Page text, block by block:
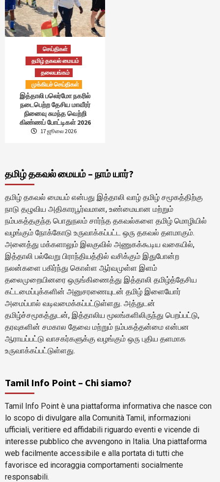
செய்திகள்
தமிழ் தகவல் மையம்
தலையங்கம்
முக்கியச் செய்திகள்
இத்தாலி பலெர்மோ நகரில்
நடைபெற்ற தேசிய மாவீரர்
நினைவு சுமந்த வெற்றி
கிண்ணப் போட்டிகள் 2026
17 ஜூலை 2026
தமிழ் தகவல் மையம் – நாம் யார்?
தமிழ் தகவல் மையம் என்பது இத்தாலி வாழ் தமிழ் சமூகத்திற்கு
நாடு தழுவிய அதிகாரபூர்வமான, உண்மையான மற்றும்
நம்பகத்தகுந்த பொதுநலம் சார்ந்த தகவல்களை தமிழ் மொழியில்
வழங்கும் நோக்கோடு உருவாக்கப்பட்ட ஒரு தகவல் தளமாகும்.
அனைத்து மக்களாலும் இலகுவில் அணுகக்கூடிய வகையில்,
இத்தாலி பல்வேறு பிராந்தியத்தில் வசிக்கும் இதுபோன்ற
நலன்களை பகிர்ந்து கொள்ள ஆர்வமுள்ள இளம்
தலைமுறையினரை ஒருங்கிணைத்து இத்தாலி தமிழ்த்தேசிய
கட்டமைப்புக்களின் அனுசரணையுடன் தமிழ் இளையோர்
அமைப்பால் வடிவமைக்கப்பட்டுள்ளது. அத்துடன்
தமிழ்ச்சமூகத்துடன், இத்தாலிய மூலங்களிலிருந்து பெறப்பட்டு,
தரவுகளின் சமகால தேவை மற்றும் நம்பகத்தன்மை என்பன
ஆராயப்பட்டு வாசகர்களுக்கு வழங்கும் ஒரு புதிய தளமாக
உருவாக்கப்பட்டுள்ளது.
Tamil Info Point – Chi siamo?
Tamil Info Point è una piattaforma informativa che nasce con
lo scopo di divulgare alla Comunità Tamil, informazioni
ufficiali, veritiere ed affidabili riguardo eventi e vicende di
interesse pubblico che avvengono in Italia. Una piattaforma
web facilmente accessibile e alla portata di tutti che
favorisce ed incoraggia comportamenti socialmente
responsabili.